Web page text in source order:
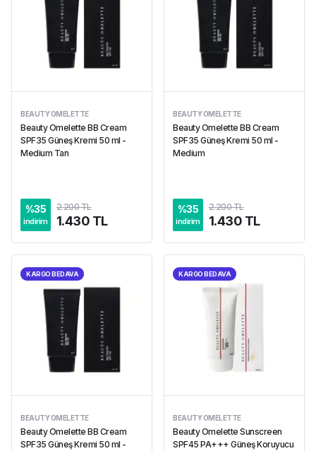
BEAUTY OMELETTE
Beauty Omelette BB Cream
SPF35 Güneş Kremi 50 ml -
Medium Tan
%35
indirim
2.200 TL
1.430 TL
BEAUTY OMELETTE
Beauty Omelette BB Cream
SPF35 Güneş Kremi 50 ml -
Medium
%35
indirim
2.200 TL
1.430 TL
KARGO BEDAVA
BEAUTY OMELETTE
Beauty Omelette BB Cream
SPF35 Güneş Kremi 50 ml -
KARGO BEDAVA
BEAUTY OMELETTE
Beauty Omelette Sunscreen
SPF45 PA+++ Güneş Koruyucu